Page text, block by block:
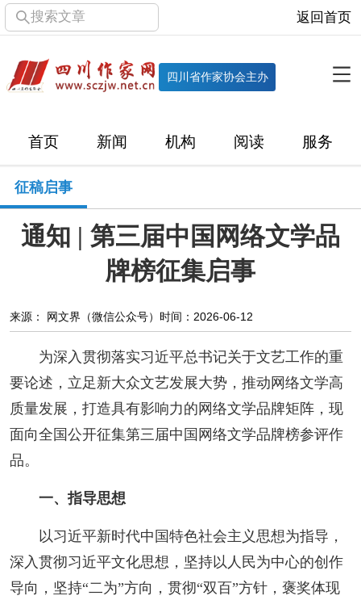
搜索文章 返回首页
四川省作家协会主办
首页 新闻 机构 阅读 服务
机构
直属单位 团体会员 主管社团 专门委员会
历届主席团
新闻
文学动态 作协工作
十百千 网络文学 万千百十
阅读
小说 散文 诗歌 文学评论
新书快讯
入会须知 会员管理 文学奖项 报刊联盟
征稿启事
通知 | 第三届中国网络文学品
牌榜征集启事
来源： 网文界（微信公众号） 时间：2026-06-12
为深入贯彻落实习近平总书记关于文艺工作的重
要论述，立足新大众文艺发展大势，推动网络文学高
质量发展，打造具有影响力的网络文学品牌矩阵，现
面向全国公开征集第三届中国网络文学品牌榜参评作
品。
一、指导思想
以习近平新时代中国特色社会主义思想为指导，
深入贯彻习近平文化思想，坚持以人民为中心的创作
导向，坚持“二为”方向，贯彻“双百”方针，褒奖体现